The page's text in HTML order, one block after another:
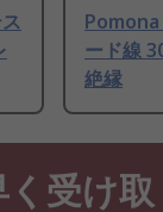
Pomona
ード線
絶縁
受け取